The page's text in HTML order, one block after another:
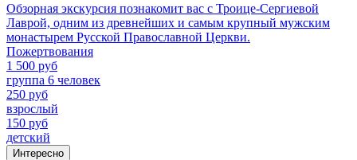
Обзорная экскурсия познакомит вас с Троице-Сергиевой
Лаврой, одним из древнейших и самым крупный мужским
монастырем Русской Православной Церкви.
Пожертвования
1 500 руб
группа 6 человек
250 руб
взрослый
150 руб
детский
Интересно